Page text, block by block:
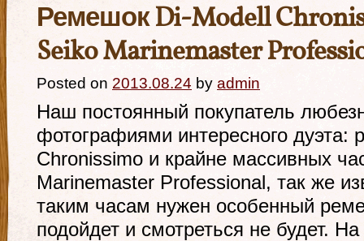
Ремешок Di-Modell
Seiko Marinemaster
Posted on 2013.08.24 by admin
Наш постоянный покупатель
фотографиями интересного дуэта:
Chronissimo и крайне массивных
Marinemaster Professional, так же
таким часам нужен особенный
подойдет и смотреться не будет.